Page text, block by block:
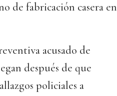
de fabricación casera en
acusado de
después de que
policiales a